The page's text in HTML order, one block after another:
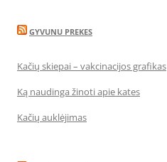
GYVUNU PREKES
Kačių skiepai – vakcinacijos grafikas
Ką naudinga žinoti apie kates
Kačių auklėjimas